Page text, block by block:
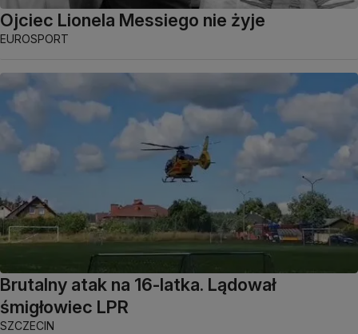
Ojciec Lionela Messiego nie żyje
EUROSPORT
Brutalny atak na 16-latka. Lądował
śmigłowiec LPR
SZCZECIN